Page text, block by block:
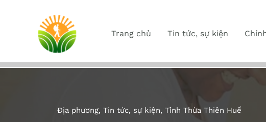
Trang chủ Tin tức, sự kiện
Địa phương, Tin tức, sự kiện, Tỉnh Thừa Thiên Huế